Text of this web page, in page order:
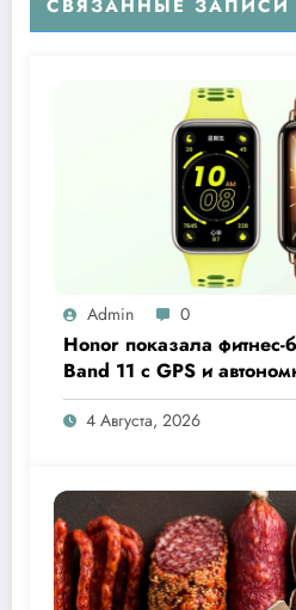
СВЯЗАННЫЕ ЗАПИСИ
Admin 0
Honor показала фитнес-
Band 11 с GPS и
26 дней
4 Августа, 2026